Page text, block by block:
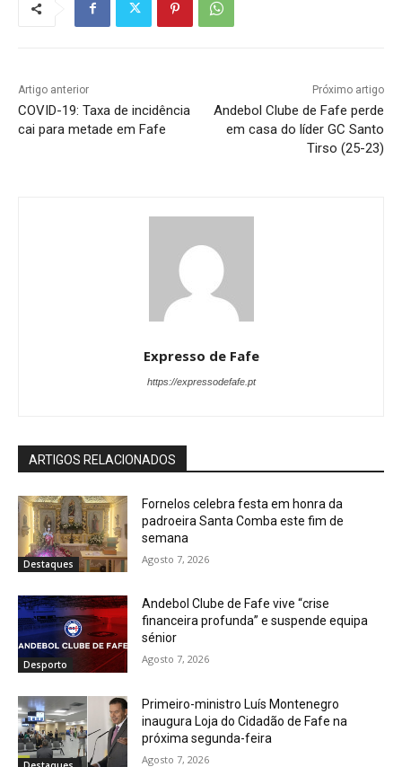
Artigo anterior
COVID-19: Taxa de incidência
cai para metade em Fafe
Próximo artigo
Andebol Clube de Fafe perde
em casa do líder GC Santo
Tirso (25-23)
Expresso de Fafe
https://expressodefafe.pt
ARTIGOS RELACIONADOS
Destaques
Fornelos celebra festa em honra da
padroeira Santa Comba este fim de
semana
Agosto 7, 2026
Desporto
Andebol Clube de Fafe vive “crise
financeira profunda” e suspende equipa
sénior
Agosto 7, 2026
Primeiro-ministro Luís Montenegro
inaugura Loja do Cidadão de Fafe na
próxima segunda-feira
Agosto 7, 2026